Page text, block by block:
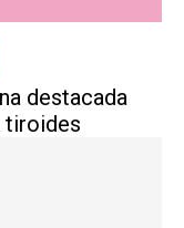
destacada
tiroides